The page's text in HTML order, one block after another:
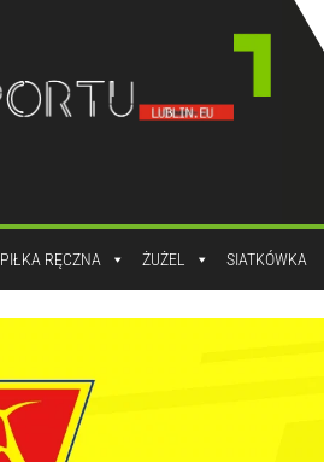
PIŁKA RĘCZNA ŻUŻEL SIATKÓWKA